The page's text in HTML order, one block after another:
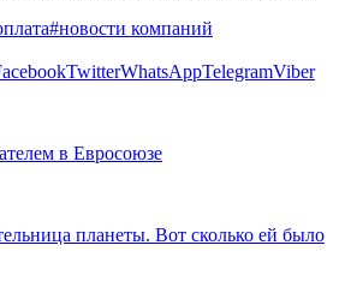
#новости компаний
TwitterWhatsAppTelegramViber
в Евросоюзе
планеты. Вот сколько ей было